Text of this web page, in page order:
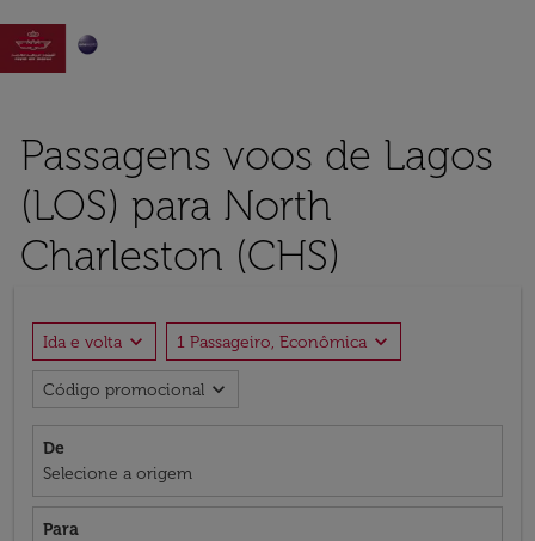

Passagens voos de Lagos
(LOS) para North
Charleston (CHS)
Ida e volta expand_more 1 Passageiro, Econômica expand_more
Código promocional expand_more
De
Selecione a origem
Para